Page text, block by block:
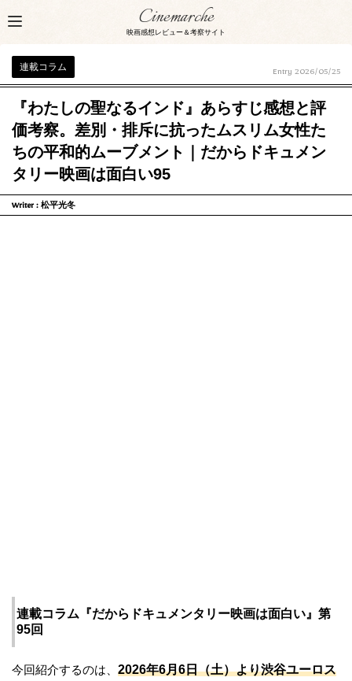
Cinemarche
映画感想レビュー＆考察サイト
連載コラム
Entry 2026/05/25
『わたしの聖なるインド』あらすじ感想と評
価考察。差別・排斥に抗ったムスリム女性た
ちの平和的ムーブメント｜だからドキュメン
タリー映画は面白い95
Writer : 松平光冬
連載コラム『だからドキュメンタリー映画は面白い』第
95回
今回紹介するのは、 2026年6月6日（土）より渋谷ユーロス